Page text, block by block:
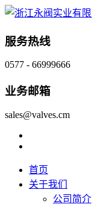
服务热线
0577 - 66999666
业务邮箱
sales@valves.cm
首页
关于我们
公司简介